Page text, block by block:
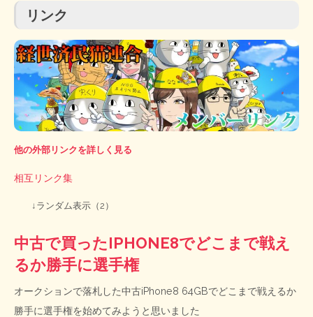
リンク
他の外部リンクを詳しく見る
相互リンク集
↓ランダム表示（2）
中古で買ったIPHONE8でどこまで戦え
るか勝手に選手権
オークションで落札した中古iPhone8 64GBでどこまで戦えるか
勝手に選手権を始めてみようと思いました